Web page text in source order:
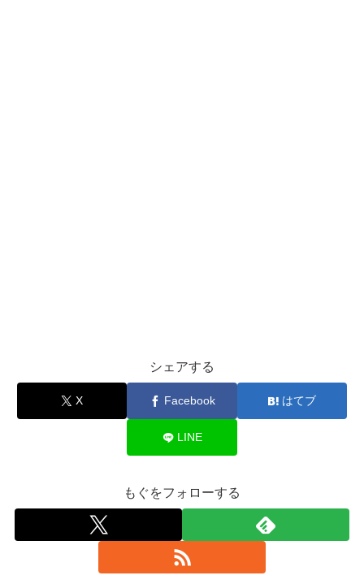
シェアする
X Facebook はてブ
LINE
もぐをフォローする